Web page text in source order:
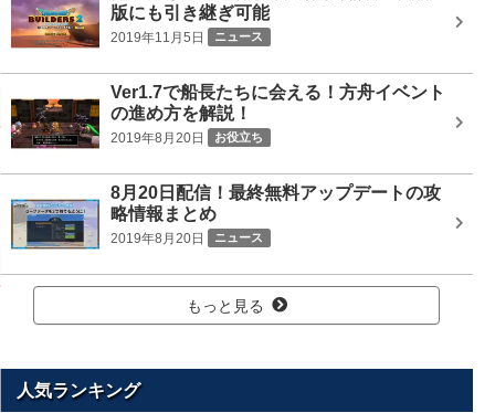
版にも引き継ぎ可能
2019年11月5日 ニュース
Ver1.7で船長たちに会える！方舟イベント
の進め方を解説！
2019年8月20日 お役立ち
8月20日配信！最終無料アップデートの攻
略情報まとめ
2019年8月20日 ニュース
もっと見る
人気ランキング